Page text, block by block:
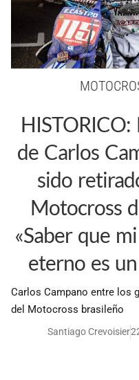
HISTORICO:
de Carlos
sido
Motocross
«Saber que
eterno es
Carlos Campano entre los
del Motocross brasileño
Santiago Crevoisier